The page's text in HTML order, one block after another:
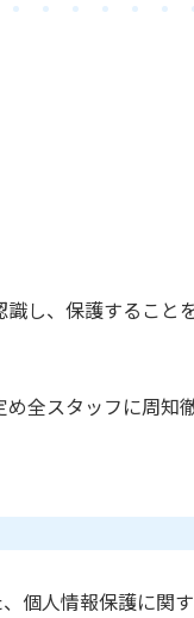
し、保護するこ
全スタッフに周知
人情報保護に関